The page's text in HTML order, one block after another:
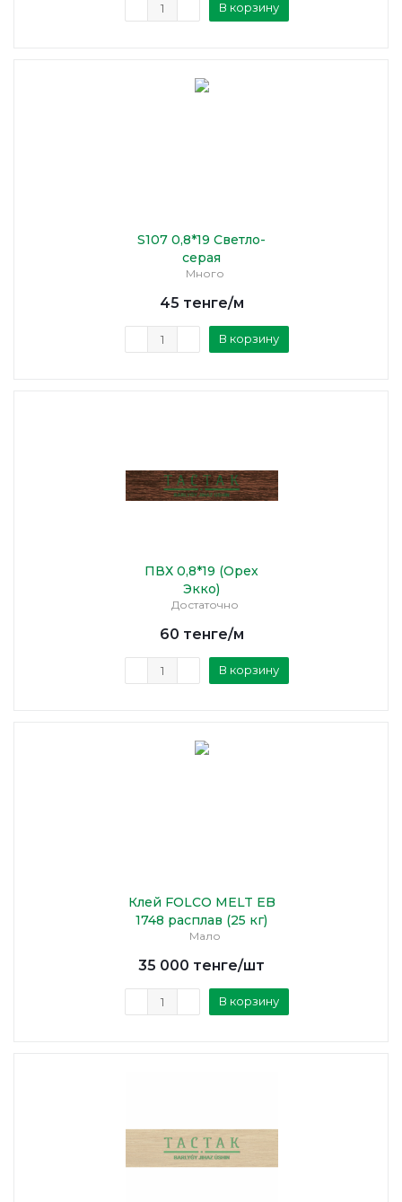
В корзину
S107 0,8*19 Светло-
серая
Много
45 тенге/м
В корзину
ПВХ 0,8*19 (Орех
Экко)
Достаточно
60 тенге/м
В корзину
Клей FOLCO MELT EB
1748 расплав (25 кг)
Мало
35 000 тенге/шт
В корзину